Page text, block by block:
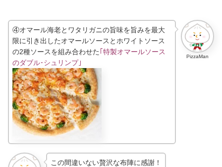
PizzaMan
④オマール海老とワタリガニの旨味を旨みを最大
限に引き出したオマールソースとホワイトソース
の2種ソースを組み合わせた ｢特製オマールソース
のダブル･シュリンプ｣
この間違いない贅沢な布陣に感謝！